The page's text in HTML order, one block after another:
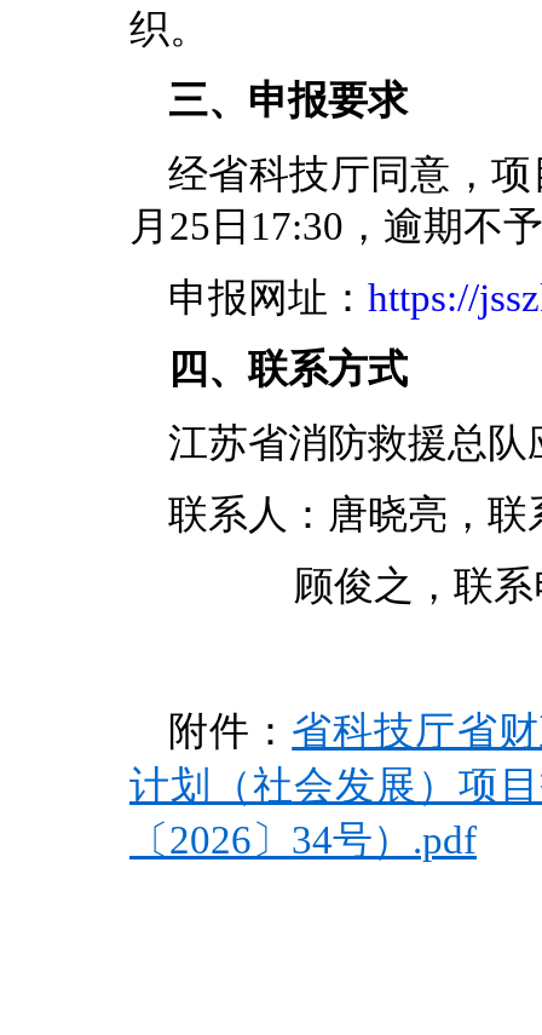
织。
三、申报要求
经省科技厅同意，
月25日17:30，逾期不
申报网址： https://
四、联系方式
江苏省消防救援总
联系人：唐晓亮，联
顾俊之，联系电
附件： 省科技厅省
计划（社会发展）项
〔2026〕34号）.pdf